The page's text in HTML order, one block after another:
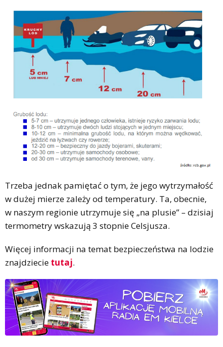
Trzeba jednak pamiętać o tym, że jego wytrzymałość
w dużej mierze zależy od temperatury. Ta, obecnie,
w naszym regionie utrzymuje się „na plusie” – dzisiaj
termometry wskazują 3 stopnie Celsjusza.
Więcej informacji na temat bezpieczeństwa na lodzie
znajdziecie tutaj.